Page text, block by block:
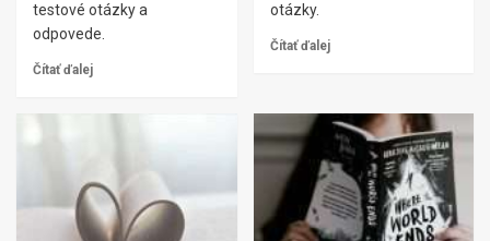
testové otázky a
odpovede.
Čítať ďalej
otázky.
Čítať ďalej